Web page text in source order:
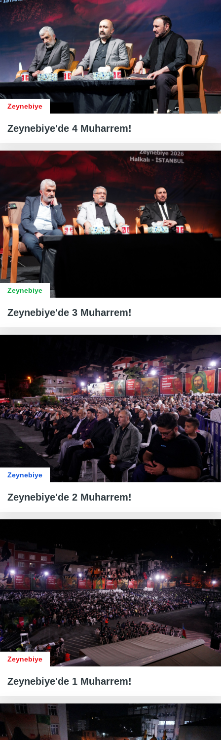
Zeynebiye
Zeynebiye'de 4 Muharrem!
Zeynebiye
Zeynebiye'de 3 Muharrem!
Zeynebiye
Zeynebiye'de 2 Muharrem!
Zeynebiye
Zeynebiye'de 1 Muharrem!